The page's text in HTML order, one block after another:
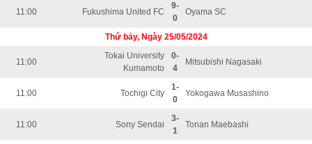
11:00 Fukushima United FC
9-
0
Oyama SC
Thứ bảy, Ngày 25/05/2024
11:00
Tokai University
Kumamoto
0-
4
Mitsubishi Nagasaki
11:00 Tochigi City
1-
0
Yokogawa Musashino
11:00 Sony Sendai
3-
1
Tonan Maebashi